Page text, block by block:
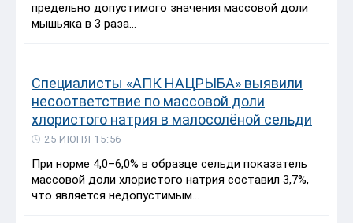
предельно допустимого значения массовой доли
мышьяка в 3 раза...
Специалисты «АПК НАЦРЫБА» выявили
несоответствие по массовой доли
хлористого натрия в малосолёной сельди
25 ИЮНЯ 15:56
При норме 4,0–6,0% в образце сельди показатель
массовой доли хлористого натрия составил 3,7%,
что является недопустимым...